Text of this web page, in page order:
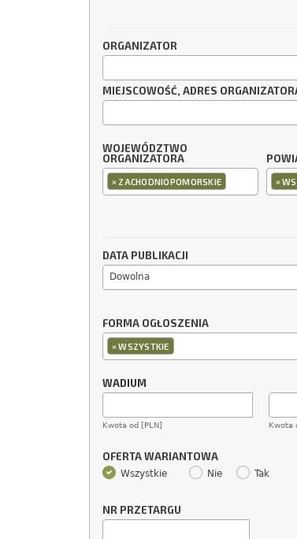
ORGANIZATOR
MIEJSCOWOŚĆ, ADRES
WOJEWÓDZTWO
ORGANIZATORA
× ZACHODNIOPOMORSKIE ×
DATA PUBLIKACJI
Dowolna
FORMA OGŁOSZENIA
×WSZYSTKIE
WADIUM
Kwota od [PLN] Kwota
OFERTA WARIANTOWA
Wszystkie Nie Tak
NR PRZETARGU